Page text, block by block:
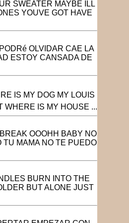
SWEATER MAYBE ILL
YOUVE GOT HAVE
OLVIDAR CAE LA
ESTOY CANSADA DE
IS MY DOG MY LOUIS
WHERE IS MY HOUSE ...
OOOHH BABY NO
MAMA NO TE PUEDO
BURN INTO THE
BUT ALONE JUST